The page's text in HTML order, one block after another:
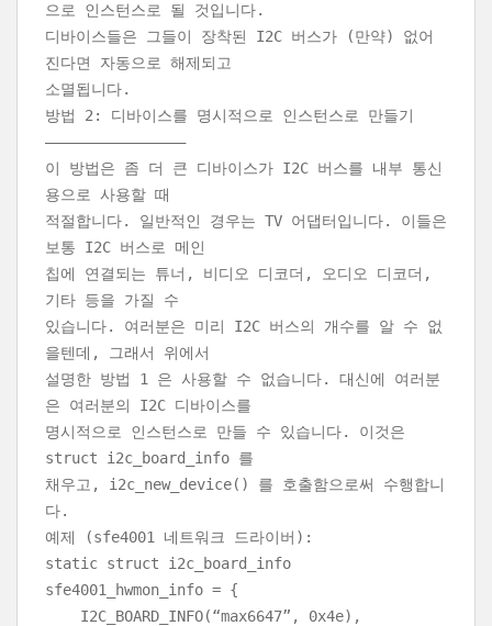
으로 인스턴스로 될 것입니다.
디바이스들은 그들이 장착된 I2C 버스가 (만약) 없어
진다면 자동으로 해제되고
소멸됩니다.
방법 2: 디바이스를 명시적으로 인스턴스로 만들기
———————————————–
이 방법은 좀 더 큰 디바이스가 I2C 버스를 내부 통신
용으로 사용할 때
적절합니다. 일반적인 경우는 TV 어댑터입니다. 이들은
보통 I2C 버스로 메인
칩에 연결되는 튜너, 비디오 디코더, 오디오 디코더,
기타 등을 가질 수
있습니다. 여러분은 미리 I2C 버스의 개수를 알 수 없
을텐데, 그래서 위에서
설명한 방법 1 은 사용할 수 없습니다. 대신에 여러분
은 여러분의 I2C 디바이스를
명시적으로 인스턴스로 만들 수 있습니다. 이것은
struct i2c_board_info 를
채우고, i2c_new_device() 를 호출함으로써 수행합니
다.
예제 (sfe4001 네트워크 드라이버):
static struct i2c_board_info
sfe4001_hwmon_info = {
I2C_BOARD_INFO(“max6647”, 0x4e),